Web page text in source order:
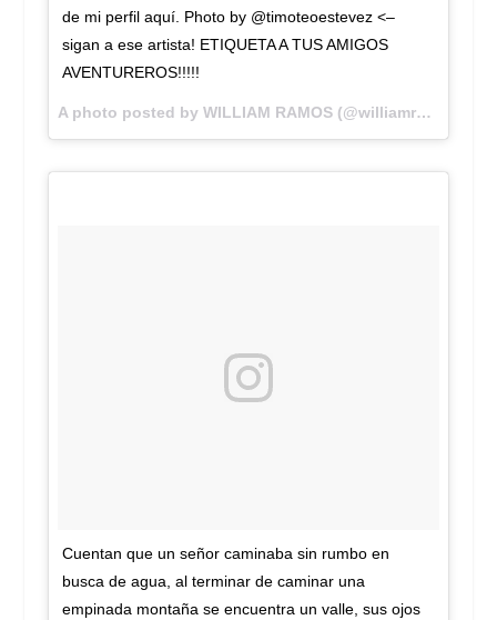
de mi perfil aquí. Photo by @timoteoestevez <–
sigan a ese artista! ETIQUETA A TUS AMIGOS
AVENTUREROS!!!!!
A photo posted by WILLIAM RAMOS (@williamramostv) on
Cuentan que un señor caminaba sin rumbo en
busca de agua, al terminar de caminar una
empinada montaña se encuentra un valle, sus ojos